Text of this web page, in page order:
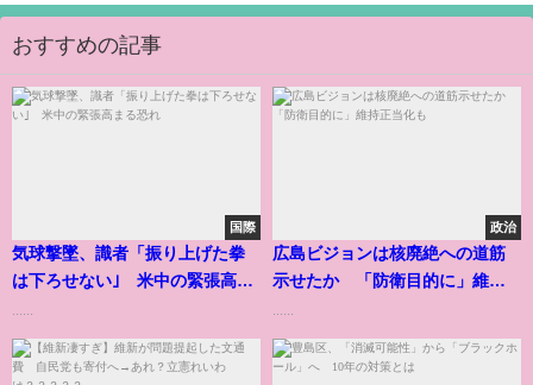
おすすめの記事
国際
気球撃墜、識者「振り上げた拳
は下ろせない｣ 米中の緊張高ま
政治
広島ビジョンは核廃絶への道筋
示せたか 「防衛目的に」維持